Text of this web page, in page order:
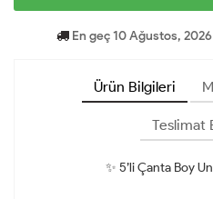
En geç 10 Ağustos,
Ürün Bilgileri
Teslimat
✨ 5’li Çanta Boy